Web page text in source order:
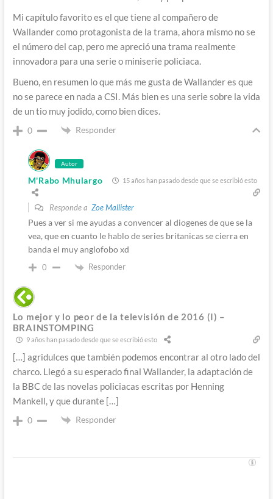
Mi capítulo favorito es el que tiene al compañero de
Wallander como protagonista de la trama, ahora mismo no se
el número del cap, pero me apreció una trama realmente
innovadora para una serie o miniserie policiaca.
Bueno, en resumen lo que más me gusta de Wallander es que
no se parece en nada a CSI. Más bien es una serie sobre la vida
de un tio muy jodido, como bien dices.
0 Responder
Autor
M'Rabo Mhulargo 15 años han pasado desde que se escribió esto
Responde a Zoe Mallister
Pues a ver si me ayudas a convencer al diogenes de que se la
vea, que en cuanto le hablo de series britanicas se cierra en
banda el muy anglofobo xd
0 Responder
Lo mejor y lo peor de la televisión de 2016 (I) –
BRAINSTOMPING
9 años han pasado desde que se escribió esto
[…] agridulces que también podemos encontrar al otro lado del
charco. Llegó a su esperado final Wallander, la adaptación de
la BBC de las novelas policiacas escritas por Henning
Mankell, y que durante […]
0 Responder